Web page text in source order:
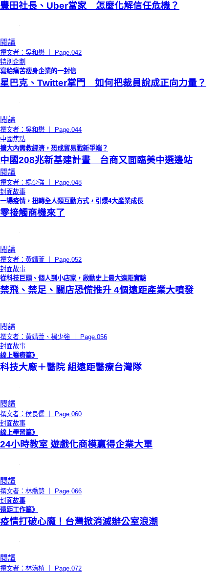
豐田社長、Uber當家 怎麼化解信任危機？
閱讀
撰文者：吳和懋 ｜ Page.042
特別企劃
寫給痛苦瘦身企業的一封信
星巴克、Twitter掌門 如何把裁員說成正向力量？
閱讀
撰文者：吳和懋 ｜ Page.044
中國焦點
擴大內需救經濟，恐成貿易戰新爭端？
中國208兆新基建計畫 台商又面臨美中選邊站
閱讀
撰文者：楊少強 ｜ Page.048
封面故事
一場疫情，扭轉全人類互動方式，引爆4大產業成長
零接觸商機來了
閱讀
撰文者：黃靖萱 ｜ Page.052
封面故事
從科技巨頭、個人到小店家，啟動史上最大遠距實驗
禁飛、禁足、關店恐慌推升 4個遠距產業大噴發
閱讀
撰文者：黃靖萱、楊少強 ｜ Page.056
封面故事
線上醫療篇》
科技大廠＋醫院 組遠距醫療台灣隊
閱讀
撰文者：侯良儒 ｜ Page.060
封面故事
線上學習篇》
24小時教室 遊戲化商模贏得企業大單
閱讀
撰文者：林喬慧 ｜ Page.066
封面故事
遠距工作篇》
疫情打破心魔！台灣掀消滅辦公室浪潮
閱讀
撰文者：林洧楨 ｜ Page.072